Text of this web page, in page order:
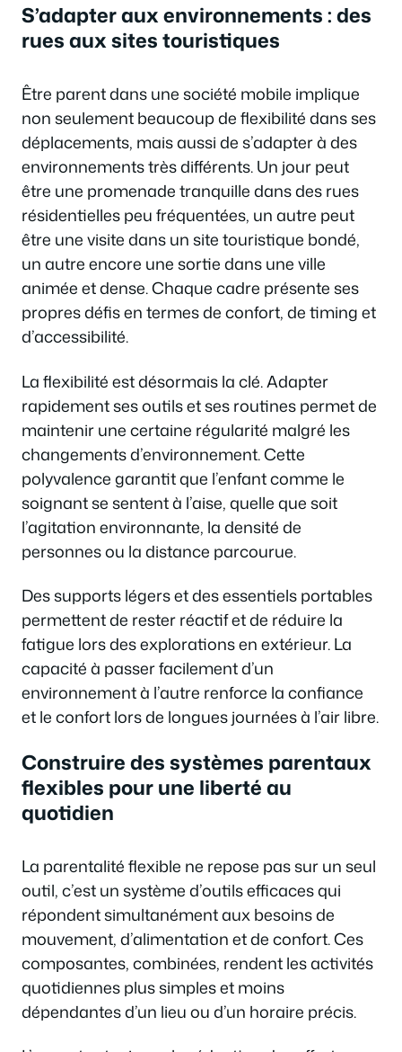
S’adapter aux environnements : des
rues aux sites touristiques
Être parent dans une société mobile implique
non seulement beaucoup de flexibilité dans ses
déplacements, mais aussi de s’adapter à des
environnements très différents. Un jour peut
être une promenade tranquille dans des rues
résidentielles peu fréquentées, un autre peut
être une visite dans un site touristique bondé,
un autre encore une sortie dans une ville
animée et dense. Chaque cadre présente ses
propres défis en termes de confort, de timing et
d’accessibilité.
La flexibilité est désormais la clé. Adapter
rapidement ses outils et ses routines permet de
maintenir une certaine régularité malgré les
changements d’environnement. Cette
polyvalence garantit que l’enfant comme le
soignant se sentent à l’aise, quelle que soit
l’agitation environnante, la densité de
personnes ou la distance parcourue.
Des supports légers et des essentiels portables
permettent de rester réactif et de réduire la
fatigue lors des explorations en extérieur. La
capacité à passer facilement d’un
environnement à l’autre renforce la confiance
et le confort lors de longues journées à l’air libre.
Construire des systèmes parentaux
flexibles pour une liberté au
quotidien
La parentalité flexible ne repose pas sur un seul
outil, c’est un système d’outils efficaces qui
répondent simultanément aux besoins de
mouvement, d’alimentation et de confort. Ces
composantes, combinées, rendent les activités
quotidiennes plus simples et moins
dépendantes d’un lieu ou d’un horaire précis.